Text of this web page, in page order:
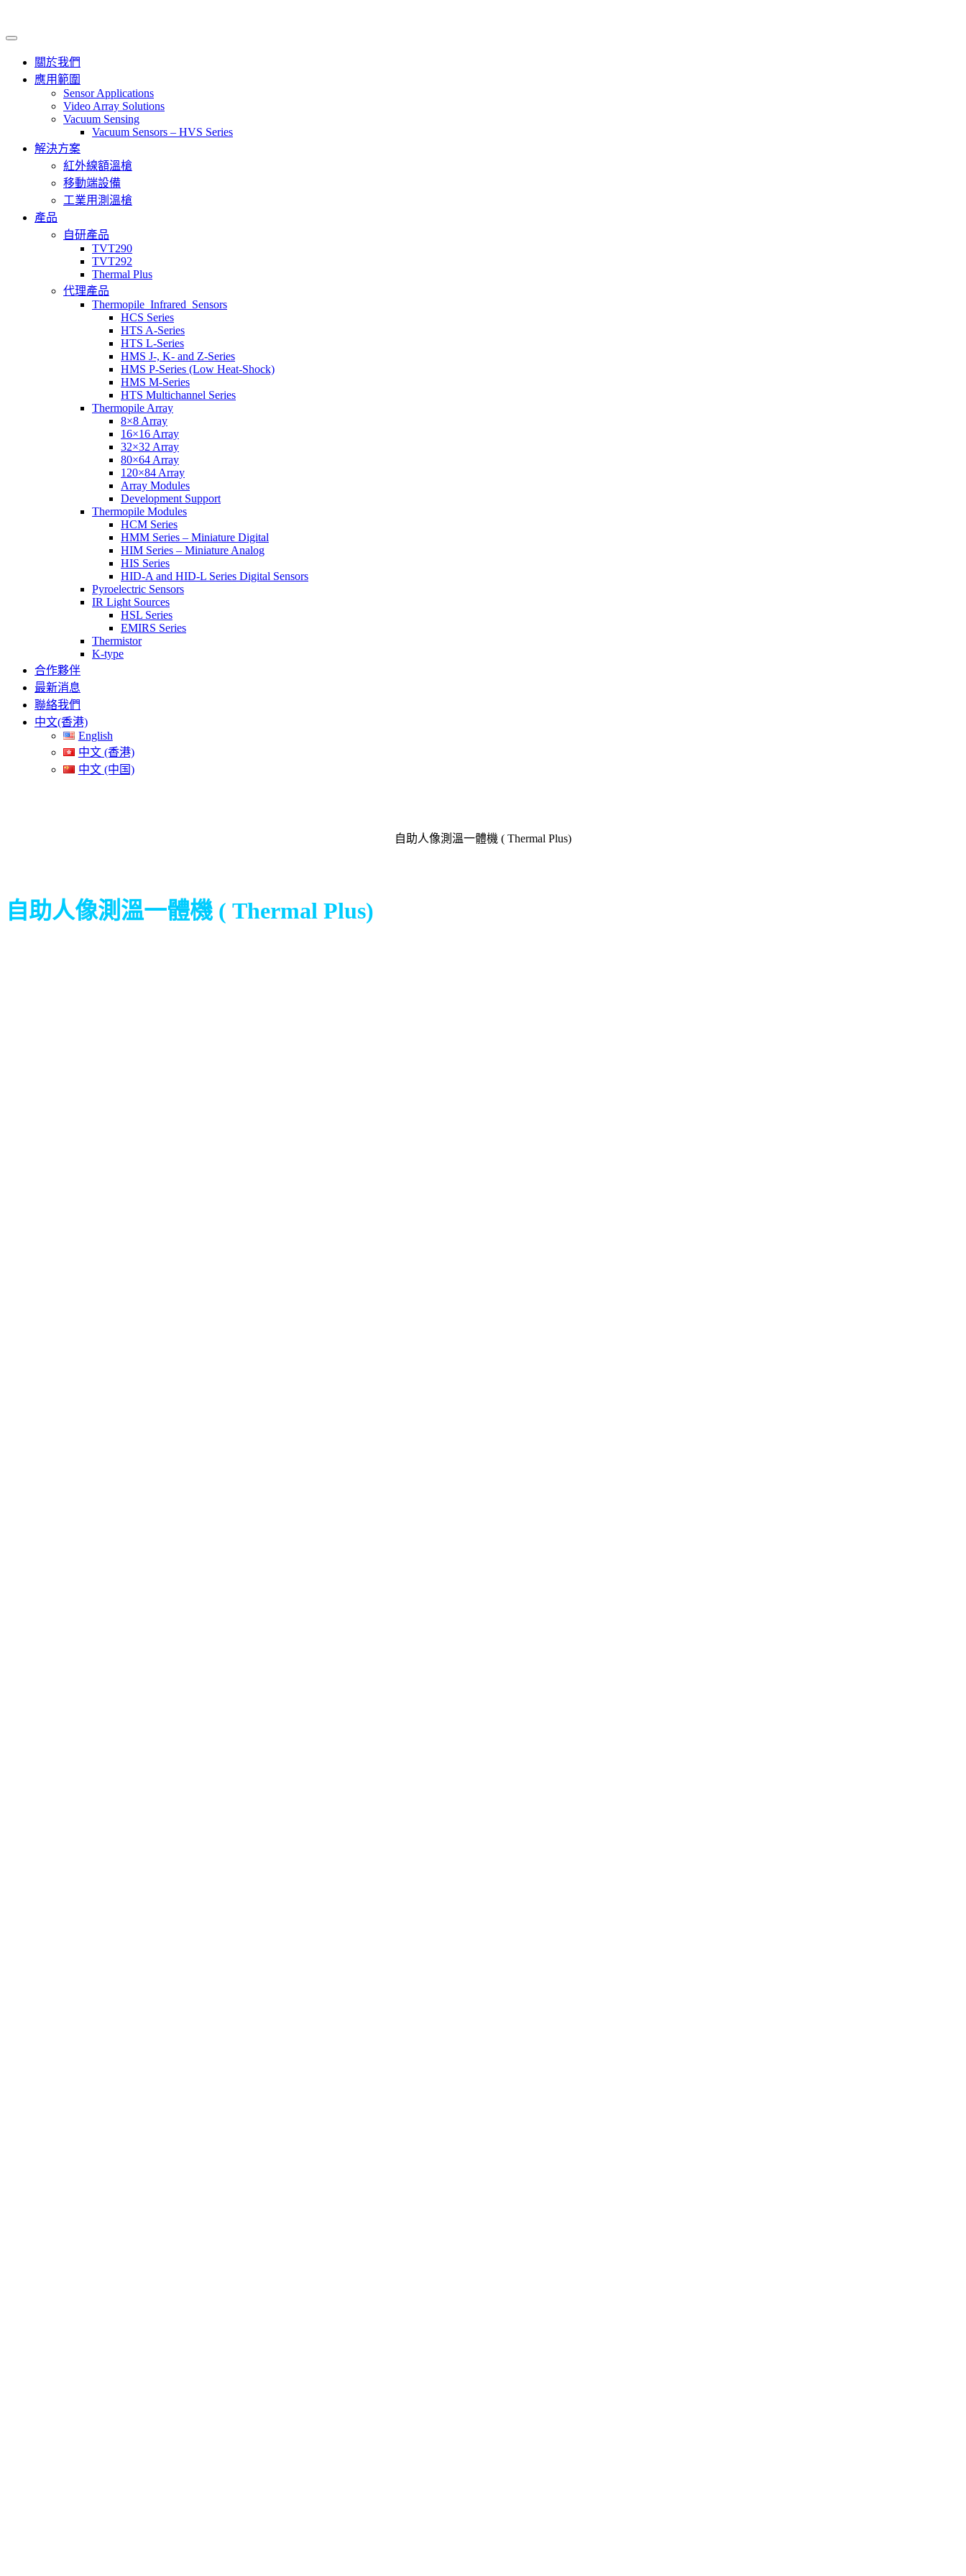
關於我們
應用範圍
Sensor Applications
Video Array Solutions
Vacuum Sensing
Vacuum Sensors – HVS Series
解決方案
紅外線額溫槍
移動端設備
工業用測溫槍
產品
自研產品
TVT290
TVT292
Thermal Plus
代理產品
Thermopile_Infrared_Sensors
HCS Series
HTS A-Series
HTS L-Series
HMS J-, K- and Z-Series
HMS P-Series (Low Heat-Shock)
HMS M-Series
HTS Multichannel Series
Thermopile Array
8×8 Array
16×16 Array
32×32 Array
80×64 Array
120×84 Array
Array Modules
Development Support
Thermopile Modules
HCM Series
HMM Series – Miniature Digital
HIM Series – Miniature Analog
HIS Series
HID-A and HID-L Series Digital Sensors
Pyroelectric Sensors
IR Light Sources
HSL Series
EMIRS Series
Thermistor
K-type
合作夥伴
最新消息
聯絡我們
中文(香港)
English
中文 (香港)
中文 (中国)
自助人像測溫一體機 ( Thermal Plus)
自助人像測溫一體機 ( Thermal Plus)